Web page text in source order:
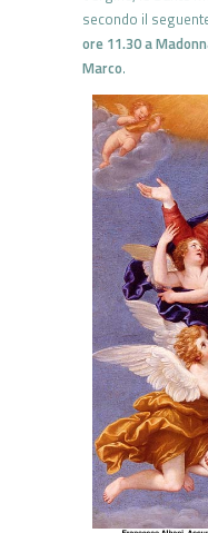
secondo il
ore 11.30 a
Marco.